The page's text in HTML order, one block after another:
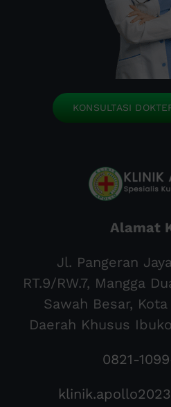
KONSULTASI
Alamat
Jl. Pangeran
RT.9/RW.7, Mangga
Sawah Besar,
Daerah Khusus
0821-